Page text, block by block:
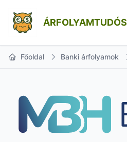
ÁRFOLYAMTUDÓS
Főoldal Banki árfolyamok